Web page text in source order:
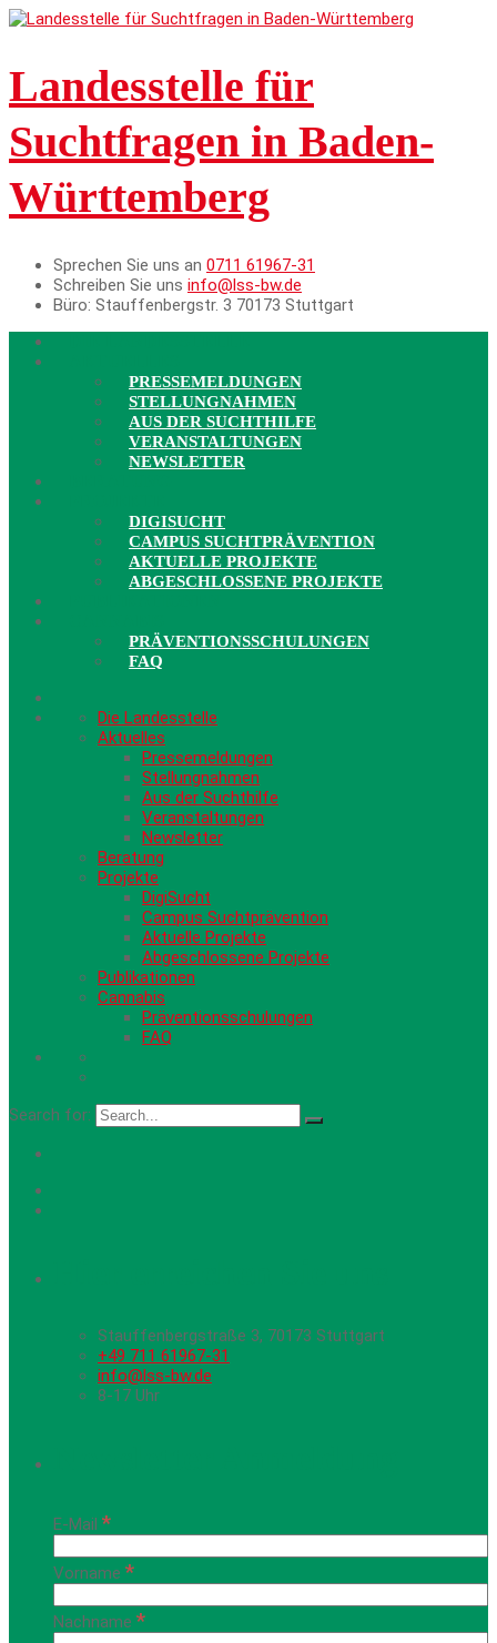
Landesstelle für
Suchtfragen in Baden-
Württemberg
Sprechen Sie uns an 0711 61967-31
Schreiben Sie uns info@lss-bw.de
Büro: Stauffenbergstr. 3 70173 Stuttgart
PRESSEMELDUNGEN
STELLUNGNAHMEN
AUS DER SUCHTHILFE
VERANSTALTUNGEN
NEWSLETTER
DIGISUCHT
CAMPUS SUCHTPRÄVENTION
AKTUELLE PROJEKTE
ABGESCHLOSSENE PROJEKTE
PRÄVENTIONSSCHULUNGEN
FAQ
Die Landesstelle
Aktuelles
Pressemeldungen
Stellungnahmen
Aus der Suchthilfe
Veranstaltungen
Newsletter
Beratung
Projekte
DigiSucht
Campus Suchtprävention
Aktuelle Projekte
Abgeschlossene Projekte
Publikationen
Cannabis
Präventionsschulungen
FAQ
Search for:
Stauffenbergstraße 3, 70173 Stuttgart
+49 711 61967-31
info@lss-bw.de
8-17 Uhr
E-Mail *
Vorname *
Nachname *